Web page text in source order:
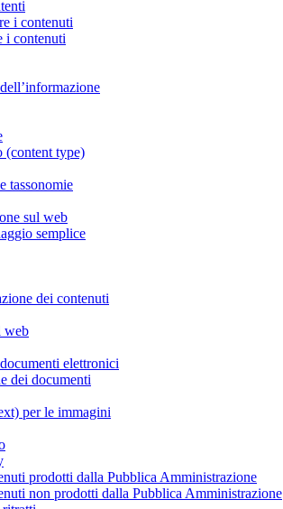
i contenuti
i contenuti
(content type)
tassonomie
sul web
semplice
dei contenuti
web
elettronici
dei documenti
per le immagini
prodotti dalla Pubblica Amministrazione
non prodotti dalla Pubblica Amministrazione